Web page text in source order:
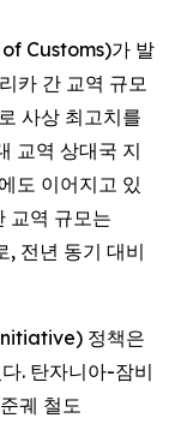
Customs)가 발
카 간 교역 규모
사상 최고치를
교역 상대국 지
도 이어지고 있
교역 규모는
전년 동기 대비
정책은
. 탄자니아-잠비
궤 철도